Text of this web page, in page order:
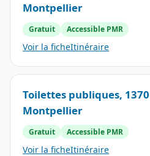
Montpellier
Gratuit Accessible PMR
Voir la ficheItinéraire
Toilettes publiques,
Montpellier
Gratuit Accessible PMR
Voir la ficheItinéraire